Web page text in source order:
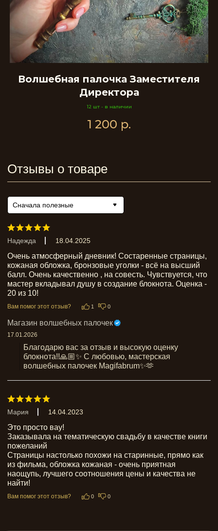
Волшебная палочка Заместителя
Директора
12 шт - в наличии
1 200 р.
Отзывы о товаре
Сначала полезные
Надежда 18.04.2025
Очень атмосферный дневник! Состаренные страницы,
кожаная обложка, бронзовые уголки - всё на высший
балл. Очень качественно , на совесть. Чувствуется, что
мастер вкладывал душу в создание блокнота. Оценка -
20 из 10!
Вам помог этот отзыв? 1 0
Магазин волшебных палочек
17.01.2026
Благодарю вас за отзыв и высокую оценку
блокнота!!🙏🏼✨ С любовью, мастерская
волшебных палочек Magifabrum✨🫶
Мария 14.04.2023
Это просто вау!
Заказывала на тематическую свадьбу в качестве книги
пожеланий
Страницы настолько похожи на старинные, прямо как
из фильма, обложка кожаная - очень приятная
наощупь, лучшего соотношения цены и качества не
найти!
Вам помог этот отзыв? 0 0